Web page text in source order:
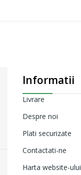
Informatii
Livrare
Despre noi
Plati securizate
Contactati-ne
Harta website-ului